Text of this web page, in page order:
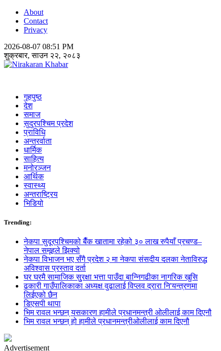
About
Contact
Privacy
2026-08-07 08:51 PM
शुक्रबार, साउन २२, २०८३
गृहपुष्ठ
देश
समाज
सुदुरपश्चिम प्रदेश
प्राविधि
अन्तरर्वाता
धार्मिक
साहित्य
मनोरञ्जन
आर्थिक
स्वास्थ्य
अन्तराष्ट्रिय
भिडियो
Trending:
नेकपा सुदूरपश्चिमको बैँक खातामा रहेको ३० लाख रुपैयाँ प्रचण्ड–
नेपाल समूहले झिक्य‍ो
नेकपा विभाजन भए सँगै प्रदेश २ मा नेकपा संसदीय दलका नेताविरुद्ध
अविश्वास प्रस्ताव दर्ता
घर घरमै सामाजिक सुुरक्षा भत्ता पाउँदा बान्निगढीका नागरिक खुसि
ढकारी गाउँपालिकाका अध्यक्ष वुढालाई विप्लव द्रारा नि'यन्त्रणमा
लिईएको छैन
डिएसपी थापा
भिम रावल भन्छन् यसकारण हामीले प्रधानमन्त्री ओलीलाई काम दिएनौ
भिम रावल भन्छन् हो हामीले प्रधानमन्त्रीओलीलाई काम दिएनौ
Advertisement